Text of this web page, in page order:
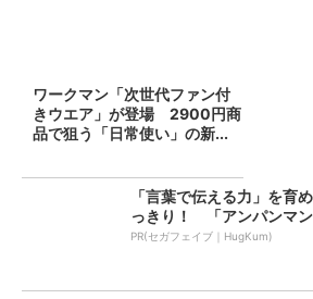
ワークマン「次世代ファン付
きウエア」が登場 2900円商
品で狙う「日常使い」の新...
「言葉で伝える力」を育
っきり！ 「アンパンマ
PR(セガフェイブ｜HugKum)